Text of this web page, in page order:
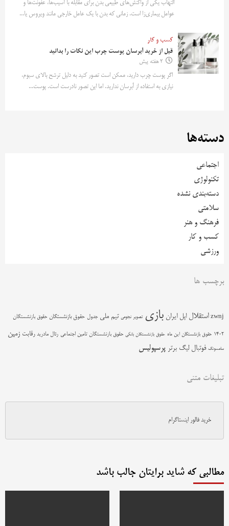
التهاب یکی از واکنش‌های طبیعی بدن برای مقابله با آسیب‌ها، عفونت‌ها و
عوامل بیماری‌زا است. زمانی که بدن با یک عامل خارجی مانند ویروس یا...
کسب و کار
قبل از خرید آبرسان پوست چرب این نکات را بدانید
2 هفته پیش
اگر پوست چرب دارید، ممکن است تصور کنید به دلیل ترشح بالای سبوم،
نیازی به استفاده از آبرسان ندارید. اما این تصور نادرست است. پوست...
دسته‌ها
اجتماعی
تکنولوژی
دسته‌بندی نشده
سلامتی
فرهنگ و هنر
کسب و کار
ورزشی
برچسب ها
zwnj استقلال اپل ایران بازی تصویر نجومی تیم ملی جدول حقوق بازنشستگان حقوق بازنشستگان
1402 حقوق بازنشستگان این ماه حقوق بازنشستگان بانکی حقوق بازنشستگان تامین اجتماعی رئال مادرید رقابت زمین
سامسونگ فوتبال لیگ برتر پرسپولیس
تبلیغات متنی
خرید فالور اینستاگرام
مطالبی که شاید برایتان جالب باشد